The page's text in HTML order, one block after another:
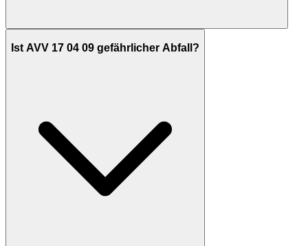
Ist AVV 17 04 09 gefährlicher Abfall?